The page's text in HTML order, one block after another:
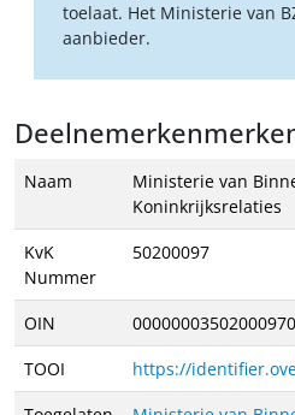
toelaat. Het Ministerie van
aanbieder.
Naam
Ministerie van
Koninkrijksrelaties
KvK
Nummer
50200097
OIN
TOOI
https://